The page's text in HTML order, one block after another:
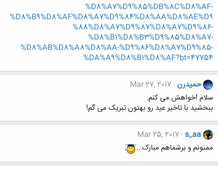
%D8%A7%D9%85%DB%8C%D8%AF-
%D8%B9%D8%AF%D8%A7%D9%84%D8%AA%D8%AE%D9
%88%D8%A7%D9%87%D8%A7%D9%86-
%D8%B1%D8%B3%D9%85%D8%A7-
%D8%AB%D8%A8%D8%AA-%D9%86%D8%A7%D9%85-
%DA%A9%D8%B1%D8%AF?bt=47754
حميدرن Mar 27, 2017
سلام !خواهش می کنم.
ببخشید با تاخیر عید رو بهتون تبریک می گم!
s_aa
Mar 25, 2017
ممنونم و برشماهم مبارک...